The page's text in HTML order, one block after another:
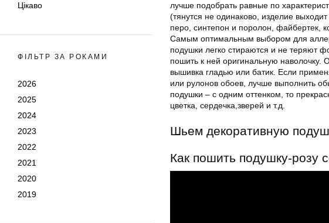
Цікаво
ФІЛЬТР ЗА РОКАМИ
2026
2025
2024
2023
2022
2021
2020
2019
лучше подобрать равные по
(тянутся не одинаково, изделие
перо, синтепон и поролон, файбертек,
Самым оптимальным выбором для
подушки легко стираются и не теряют
пошить к ней оригинальную
вышивка гладью или батик. Если
или рулонов обоев, лучше выполнить
подушки – с одним оттенком, то
цветка, сердечка,зверей и т.д.
Шьем декоративную
Как пошить подушку-розу